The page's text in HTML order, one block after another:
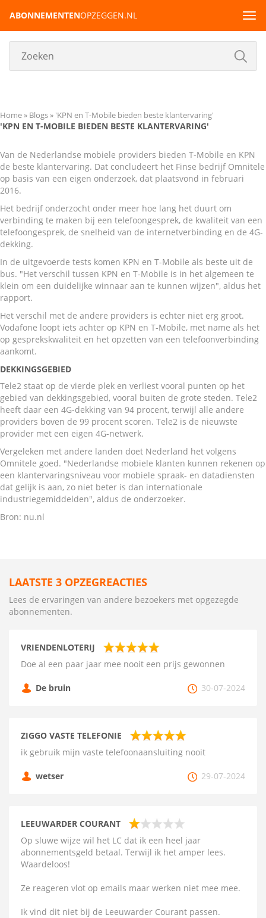
ABONNEMENTENOPZEGGEN.NL
Home Blogs 'KPN en T-Mobile bieden beste klantervaring'
'KPN EN T-MOBILE BIEDEN BESTE KLANTERVARING'
Van de Nederlandse mobiele providers bieden T-Mobile en KPN
de beste klantervaring. Dat concludeert het Finse bedrijf Omnitele
op basis van een eigen onderzoek, dat plaatsvond in februari
2016.
Het bedrijf onderzocht onder meer hoe lang het duurt om
verbinding te maken bij een telefoongesprek, de kwaliteit van een
telefoongesprek, de snelheid van de internetverbinding en de 4G-
dekking.
In de uitgevoerde tests komen KPN en T-Mobile als beste uit de
bus. "Het verschil tussen KPN en T-Mobile is in het algemeen te
klein om een duidelijke winnaar aan te kunnen wijzen", aldus het
rapport.
Het verschil met de andere providers is echter niet erg groot.
Vodafone loopt iets achter op KPN en T-Mobile, met name als het
op gesprekskwaliteit en het opzetten van een telefoonverbinding
aankomt.
DEKKINGSGEBIED
Tele2 staat op de vierde plek en verliest vooral punten op het
gebied van dekkingsgebied, vooral buiten de grote steden. Tele2
heeft daar een 4G-dekking van 94 procent, terwijl alle andere
providers boven de 99 procent scoren. Tele2 is de nieuwste
provider met een eigen 4G-netwerk.
Vergeleken met andere landen doet Nederland het volgens
Omnitele goed. "Nederlandse mobiele klanten kunnen rekenen op
een klantervaringsniveau voor mobiele spraak- en datadiensten
dat gelijk is aan, zo niet beter is dan internationale
industriegemiddelden", aldus de onderzoeker.
Bron: nu.nl
LAATSTE 3 OPZEGREACTIES
Lees de ervaringen van andere bezoekers met opgezegde
abonnementen.
VRIENDENLOTERIJ
Doe al een paar jaar mee nooit een prijs gewonnen
De bruin 30-07-2024
ZIGGO VASTE TELEFONIE
ik gebruik mijn vaste telefoonaansluiting nooit
wetser 29-07-2024
LEEUWARDER COURANT
Op sluwe wijze wil het LC dat ik een heel jaar
abonnementsgeld betaal. Terwijl ik het amper lees.
Waardeloos!
Ze reageren vlot op emails maar werken niet mee mee.
Ik vind dit niet bij de Leeuwarder Courant passen.